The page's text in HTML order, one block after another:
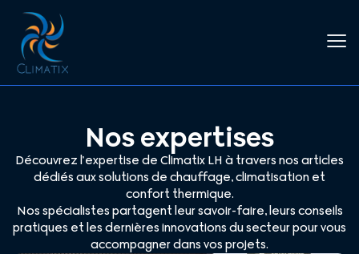
Nos expertises
Découvrez l’expertise de Climatix LH à travers nos articles
dédiés aux solutions de chauffage, climatisation et
confort thermique.
Nos spécialistes partagent leur savoir-faire, leurs conseils
pratiques et les dernières innovations du secteur pour vous
accompagner dans vos projets.